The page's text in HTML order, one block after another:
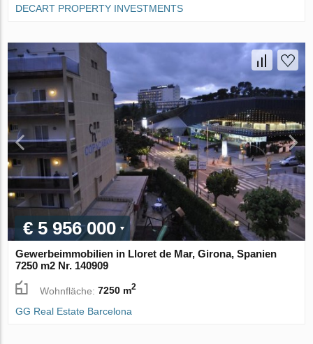
DECART PROPERTY INVESTMENTS
€ 5 956 000
Gewerbeimmobilien in Lloret de Mar, Girona, Spanien
7250 m2 Nr. 140909
Wohnfläche:7250 m2
GG Real Estate Barcelona